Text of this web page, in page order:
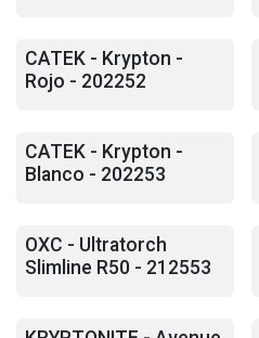
CATEK - Krypton -
Rojo - 202252
CATEK - Krypton -
Blanco - 202253
OXC - Ultratorch
Slimline R50 - 212553